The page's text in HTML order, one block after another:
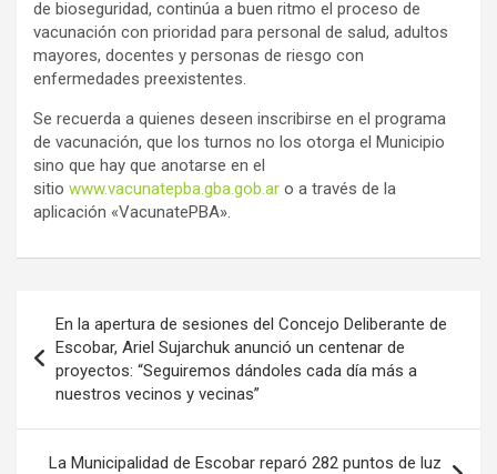
de bioseguridad, continúa a buen ritmo el proceso de
vacunación con prioridad para personal de salud, adultos
mayores, docentes y personas de riesgo con
enfermedades preexistentes.
Se recuerda a quienes deseen inscribirse en el programa
de vacunación, que los turnos no los otorga el Municipio
sino que hay que anotarse en el
sitio www.vacunatepba.gba.gob.ar o a través de la
aplicación «VacunatePBA».
de
entradas
En la apertura de sesiones del Concejo Deliberante de
Escobar, Ariel Sujarchuk anunció un centenar de
proyectos: “Seguiremos dándoles cada día más a
nuestros vecinos y vecinas”
La Municipalidad de Escobar reparó 282 puntos de luz